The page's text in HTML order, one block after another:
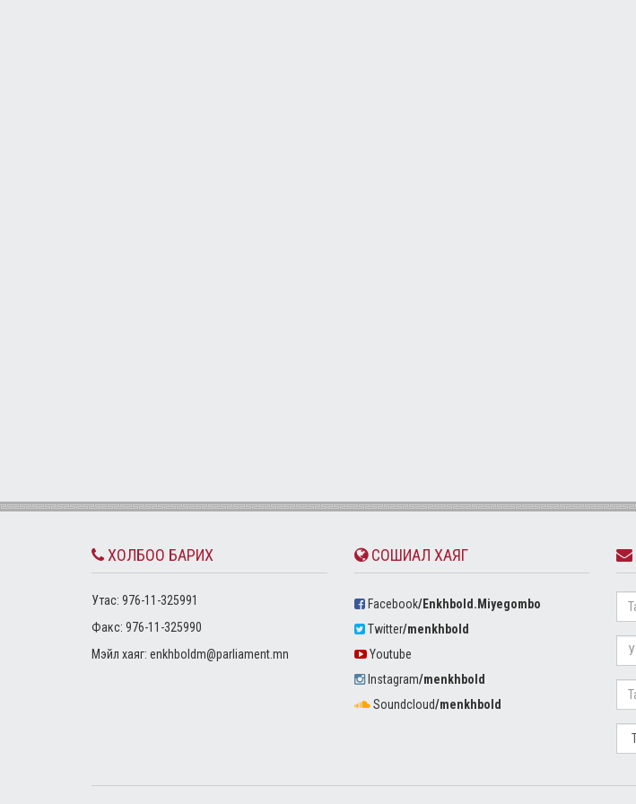
ХОЛБОО БАРИХ
Утас: 976-11-325991
Факс: 976-11-325990
Mэйл хаяг: enkhboldm@parliament.mn
СОШИАЛ ХАЯГ
Facebook/Enkhbold.Miyegombo
Twitter/menkhbold
Youtube
Instagram/menkhbold
Soundcloud/menkhbold